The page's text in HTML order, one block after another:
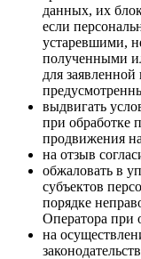
данных, их
если
устаревшими,
полученными
для
выдвигать
при обработке
продвижения
на отзыв
обжаловать в
субъектов
порядке
Оператора при
на